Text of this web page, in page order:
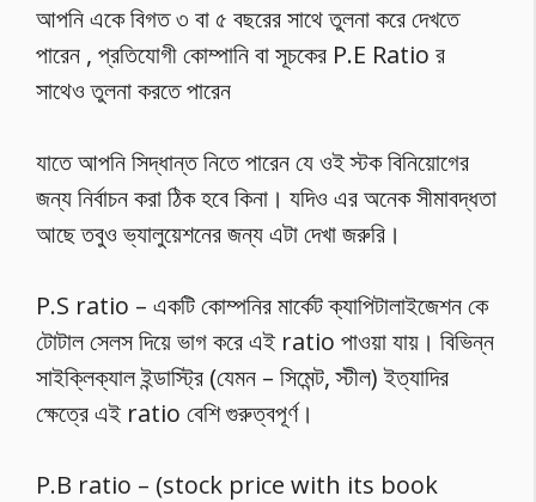
আপনি একে বিগত ৩ বা ৫ বছরের সাথে তুলনা করে দেখতে
পারেন , প্রতিযোগী কোম্পানি বা সূচকের P.E Ratio র
সাথেও তুলনা করতে পারেন
যাতে আপনি সিদ্ধান্ত নিতে পারেন যে ওই স্টক বিনিয়োগের
জন্য নির্বাচন করা ঠিক হবে কিনা। যদিও এর অনেক সীমাবদ্ধতা
আছে তবুও ভ্যালুয়েশনের জন্য এটা দেখা জরুরি।
P.S ratio – একটি কোম্পনির মার্কেট ক্যাপিটালাইজেশন কে
টোটাল সেলস দিয়ে ভাগ করে এই ratio পাওয়া যায়। বিভিন্ন
সাইক্লিক্যাল ইন্ডাস্ট্রি (যেমন – সিমেন্ট, স্টীল) ইত্যাদির
ক্ষেত্রে এই ratio বেশি গুরুত্বপূর্ণ।
P.B ratio – (stock price with its book